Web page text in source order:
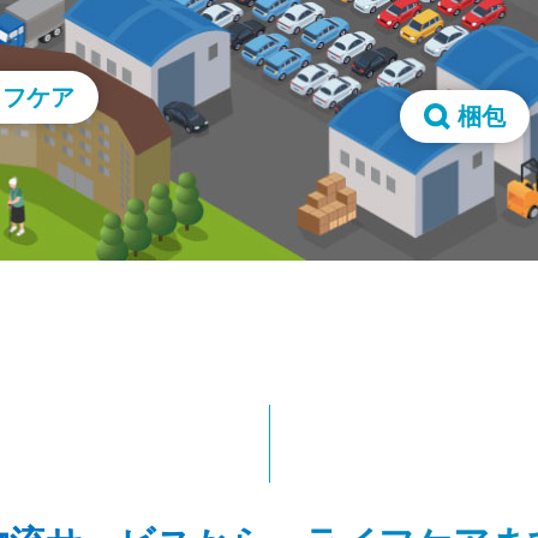
ケア
梱包